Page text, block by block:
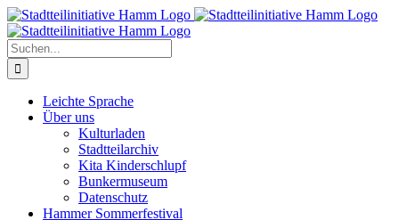
Zum
Inhalt
springen
Suche
nach:
Leichte Sprache
Über uns
Kulturladen
Stadtteilarchiv
Kita Kinderschlupf
Bunkermuseum
Datenschutz
Hammer Sommerfestival